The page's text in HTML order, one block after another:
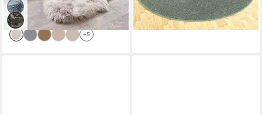
-41%
lieferbar - in 2-3 Werktagen bei dir
+5
lieferbar - in 5-6 Werktagen bei dir
+7